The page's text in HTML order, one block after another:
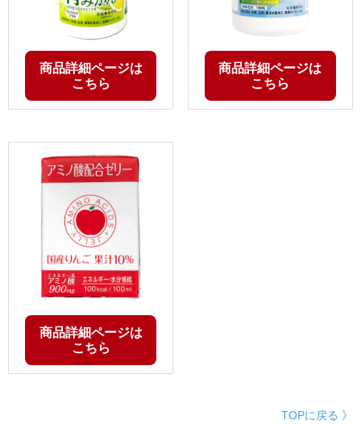
商品詳細ページは
こちら
商品詳細ページは
こちら
商品詳細ページは
こちら
TOPに戻る 》